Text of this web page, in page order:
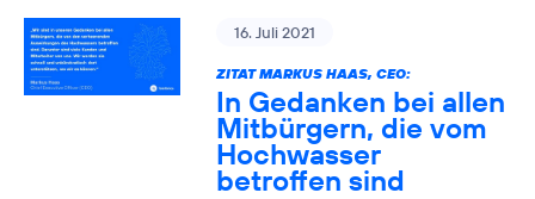
16. Juli 2021
ZITAT MARKUS HAAS, CEO:
In Gedanken bei allen
Mitbürgern, die vom
Hochwasser
betroffen sind